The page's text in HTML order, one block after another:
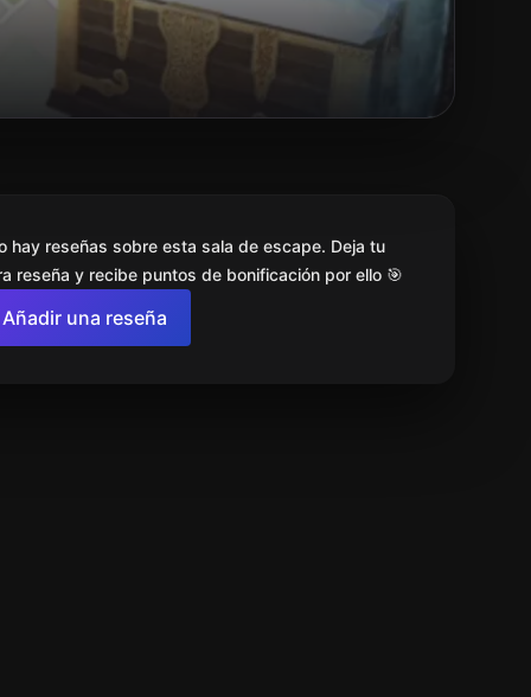
hay reseñas sobre esta sala de escape. Deja tu
reseña y recibe puntos de bonificación por ello 🎯
Añadir una reseña